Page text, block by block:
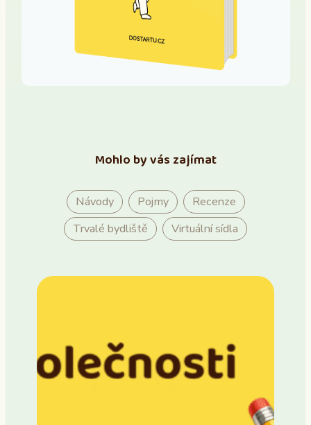
Mohlo by vás zajímat
Návody Pojmy
Recenze
Trvalé bydliště
Virtuální sídla